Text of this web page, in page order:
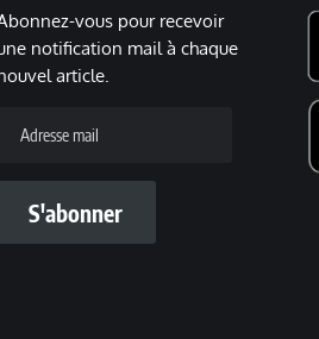
vous pour recevoir
notification mail à chaque
article.
mail
S'abonner